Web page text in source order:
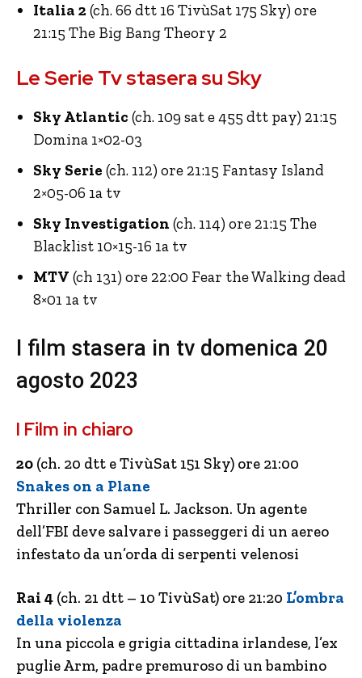
Italia 2(ch. 66 dtt 16 TivùSat 175 Sky) ore
21:15 The Big Bang Theory 2
Le Serie Tv stasera su Sky
Sky Atlantic (ch. 109 sat e 455 dtt pay) 21:15
Domina 1×02-03
Sky Serie (ch. 112) ore 21:15 Fantasy Island
2×05-06 1a tv
Sky Investigation (ch. 114) ore 21:15 The
Blacklist 10×15-16 1a tv
MTV (ch 131) ore 22:00 Fear the Walking dead
8×01 1a tv
I film stasera in tv domenica 20
agosto 2023
I Film in chiaro
20 (ch. 20 dtt e TivùSat 151 Sky) ore 21:00
Snakes on a Plane
Thriller con Samuel L. Jackson. Un agente
dell’FBI deve salvare i passeggeri di un aereo
infestato da un’orda di serpenti velenosi
Rai 4 (ch. 21 dtt – 10 TivùSat) ore 21:20 L’ombra
della violenza
In una piccola e grigia cittadina irlandese, l’ex
puglie Arm, padre premuroso di un bambino